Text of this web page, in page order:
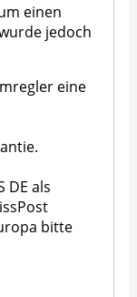
einen
jedoch
eine
DE als
bitte